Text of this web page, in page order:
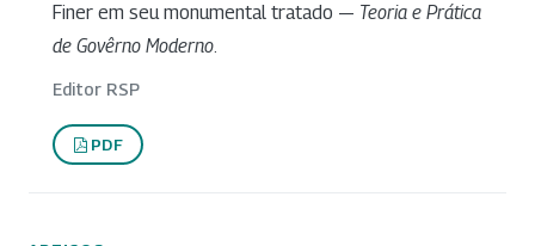
Finer em seu monumental tratado — Teoria e Prática
de Govêrno Moderno.
Editor RSP
PDF